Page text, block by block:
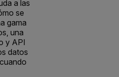
a las
se
gama
una
y API
datos